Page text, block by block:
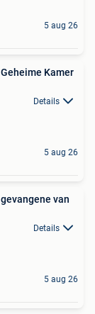
5 aug 26
Kamer
Details
5 aug 26
van
Details
5 aug 26